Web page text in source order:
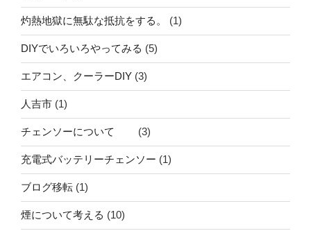
灼熱地獄に無駄な抵抗をする。 (1)
DIYでいろいろやってみる (5)
エアコン、クーラーDIY (3)
人吉市 (1)
チェンソーについて (3)
充電式バッテリーチェンソー (1)
ブログ移転 (1)
煙について考える (10)